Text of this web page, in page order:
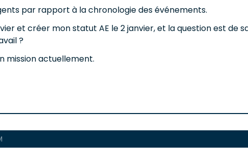
par rapport à la chronologie des événements.
et créer mon statut AE le 2 janvier, et la question est de
?
mission actuellement.